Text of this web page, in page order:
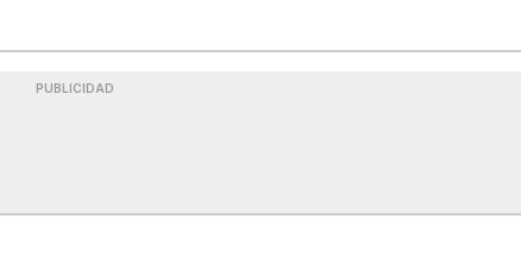
PUBLICIDAD